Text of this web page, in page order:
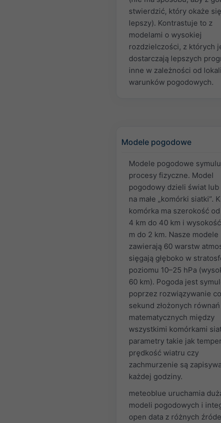
stwierdzić, który okaże się
lepszy). Kontrastuje to z
modelami o wysokiej
rozdzielczości, z których
dostarczają lepszych
inne w zależności od
warunków pogodowych.
Modele pogodowe
Modele pogodowe
procesy fizyczne. Model
pogodowy dzieli świat
na małe „komórki siatki”.
komórka ma szerokość od
4 km do 40 km i
m do 2 km. Nasze modele
zawierają 60 warstw
sięgają głęboko w
poziomu 10–25 hPa
60 km). Pogoda jest
poprzez rozwiązywanie
sekund złożonych równań
matematycznych między
wszystkimi komórkami
parametry takie jak
prędkość wiatru czy
zachmurzenie są
każdej godziny.
meteoblue uruchamia
modeli pogodowych i
open data z różnych